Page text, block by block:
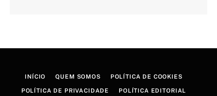
INÍCIO QUEM SOMOS POLÍTICA DE COOKIES
POLÍTICA DE PRIVACIDADE POLÍTICA EDITORIAL